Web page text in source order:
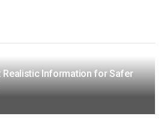
Realistic Information for Safer